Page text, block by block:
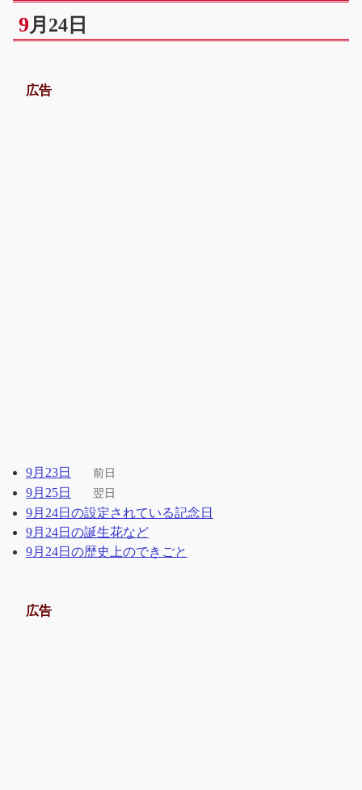
9月24日
広告
9月23日 前日
9月25日 翌日
9月24日の設定されている記念日
9月24日の誕生花など
9月24日の歴史上のできごと
広告